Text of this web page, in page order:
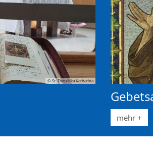
© Sr. Franziska Katharina
mehr +